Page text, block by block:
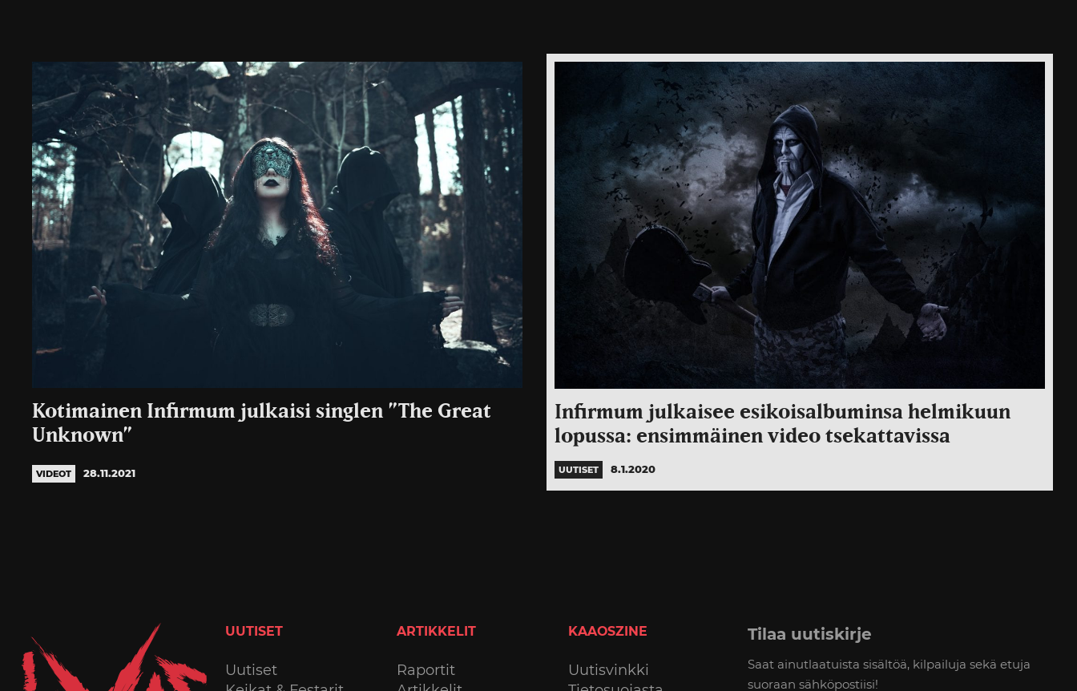
Kotimainen Infirmum julkaisi singlen ”The Great
Unknown”
VIDEOT 28.11.2021
Infirmum julkaisee esikoisalbuminsa helmikuun
lopussa: ensimmäinen video tsekattavissa
UUTISET 8.1.2020
UUTISET
Uutiset
ARTIKKELIT
Raportit
KAAOSZINE
Uutisvinkki
Tilaa uutiskirje
Saat ainutlaatuista sisältöä, kilpailuja sekä etuja
suoraan sähköpostiisi!